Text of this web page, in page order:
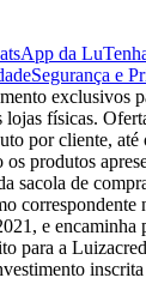
da Lu
Segurança e
exclusivos
físicas.
por cliente,
os produtos
sacola de
correspondente
e encaminha
para a